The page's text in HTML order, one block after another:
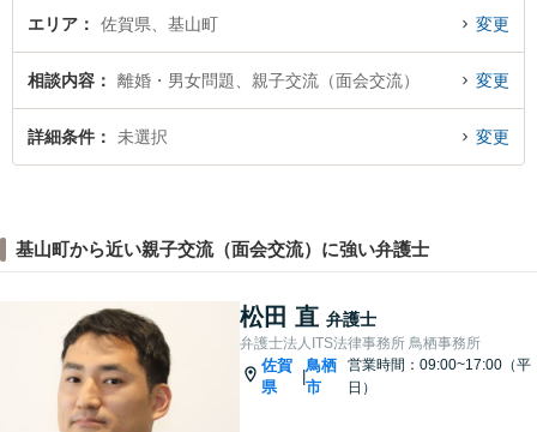
エリア 佐賀県、基山町 変更
相談内容 離婚・男女問題、親子交流（面会交流） 変更
詳細条件 未選択 変更
基山町から近い親子交流（面会交流）に強い弁護士
松田 直 弁護士
弁護士法人ITS法律事務所 鳥栖事務所
佐賀
県
|
鳥栖
市
営業時間：09:00~17:00（平
日）